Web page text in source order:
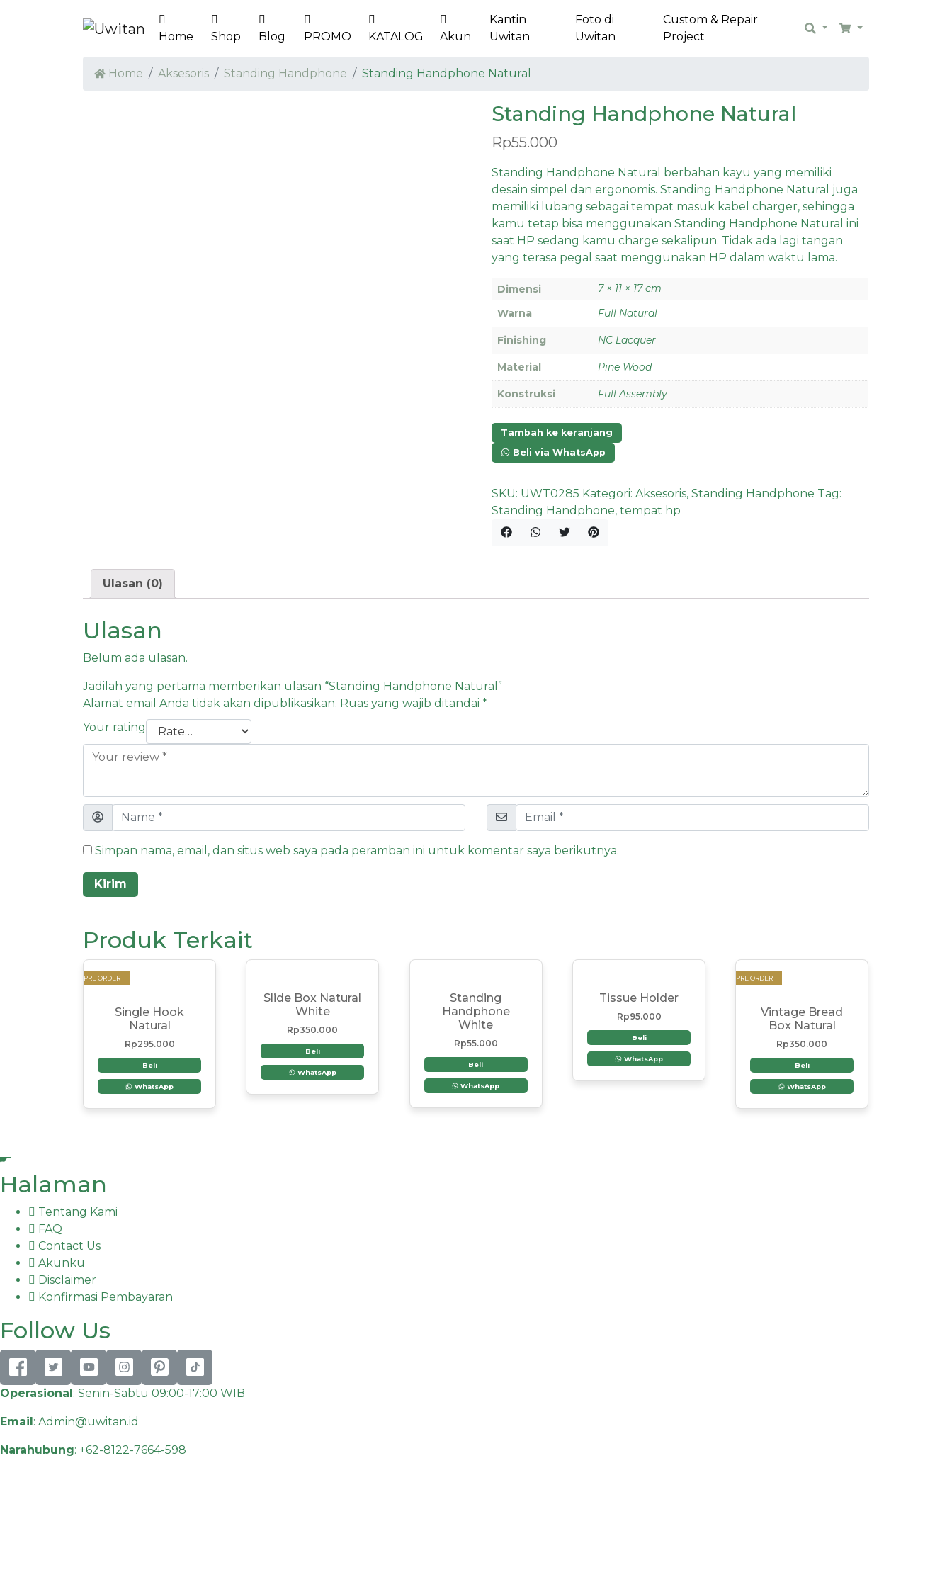
Home Shop Blog PROMO KATALOG Akun
Kantin
Uwitan
Foto di
Uwitan
Custom & Repair
Project
SearchCart
Home Aksesoris Standing Handphone Standing Handphone Natural
Standing Handphone Natural
Rp55.000
Standing Handphone Natural berbahan kayu yang memiliki
desain simpel dan ergonomis. Standing Handphone Natural juga
memiliki lubang sebagai tempat masuk kabel charger, sehingga
kamu tetap bisa menggunakan Standing Handphone Natural ini
saat HP sedang kamu charge sekalipun. Tidak ada lagi tangan
yang terasa pegal saat menggunakan HP dalam waktu lama.
Dimensi
7 × 11 × 17 cm
Warna
Full Natural
Finishing NC Lacquer
Material Pine Wood
Konstruksi Full Assembly
Tambah ke keranjang
Beli via WhatsApp
SKU: UWT0285 Kategori:Aksesoris,Standing Handphone Tag:
Standing Handphone,tempat hp
Ulasan (0)
Ulasan
Belum ada ulasan.
Jadilah yang pertama memberikan ulasan “Standing Handphone Natural”
Alamat email Anda tidak akan dipublikasikan. Ruas yang wajib ditandai *
Your rating
Simpan nama, email, dan situs web saya pada peramban ini untuk komentar saya berikutnya.
Produk Terkait
PRE ORDER
Single Hook
Natural
Rp295.000
Beli
WhatsApp
Slide Box Natural
White
Rp350.000
Beli
WhatsApp
Standing
Handphone
White
Rp55.000
Beli
WhatsApp
Tissue Holder
Rp95.000
Beli
WhatsApp
PRE ORDER
Vintage Bread
Box Natural
Rp350.000
Beli
WhatsApp
Halaman
Tentang Kami
FAQ
Contact Us
Akunku
Disclaimer
Konfirmasi Pembayaran
Follow Us
Operasional : Senin-Sabtu 09:00-17:00 WIB
Email : Admin@uwitan.id
Narahubung: +62-8122-7664-598